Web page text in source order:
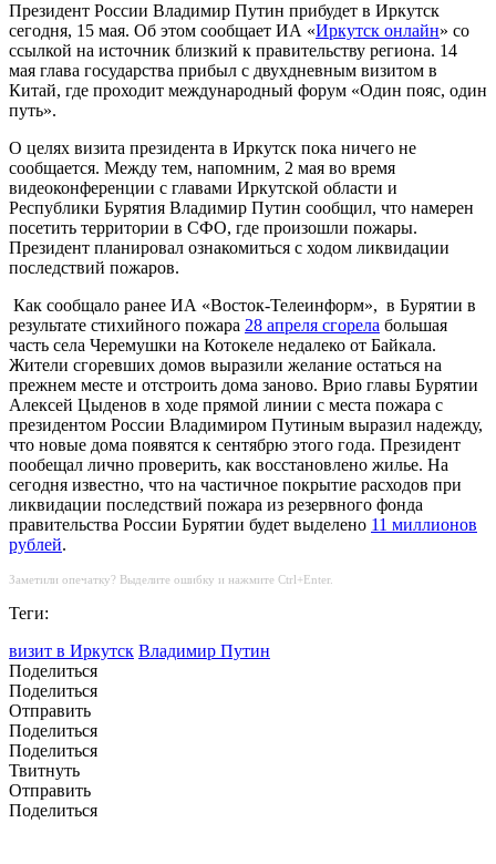
Президент России Владимир Путин прибудет в Иркутск
сегодня, 15 мая. Об этом сообщает ИА «Иркутск онлайн» со
ссылкой на источник близкий к правительству региона. 14
мая глава государства прибыл с двухдневным визитом в
Китай, где проходит международный форум «Один пояс, один
путь».
О целях визита президента в Иркутск пока ничего не
сообщается. Между тем, напомним, 2 мая во время
видеоконференции с главами Иркутской области и
Республики Бурятия Владимир Путин сообщил, что намерен
посетить территории в СФО, где произошли пожары.
Президент планировал ознакомиться с ходом ликвидации
последствий пожаров.
Как сообщало ранее ИА «Восток-Телеинформ», в Бурятии в
результате стихийного пожара 28 апреля сгорела большая
часть села Черемушки на Котокеле недалеко от Байкала.
Жители сгоревших домов выразили желание остаться на
прежнем месте и отстроить дома заново. Врио главы Бурятии
Алексей Цыденов в ходе прямой линии с места пожара с
президентом России Владимиром Путиным выразил надежду,
что новые дома появятся к сентябрю этого года. Президент
пообещал лично проверить, как восстановлено жилье. На
сегодня известно, что на частичное покрытие расходов при
ликвидации последствий пожара из резервного фонда
правительства России Бурятии будет выделено 11 миллионов
рублей.
Заметили опечатку? Выделите ошибку и нажмите Ctrl+Enter.
Теги:
визит в Иркутск Владимир Путин
Поделиться
Поделиться
Отправить
Поделиться
Поделиться
Твитнуть
Отправить
Поделиться